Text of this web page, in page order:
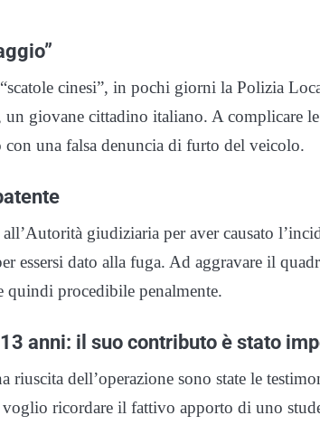
cinesi”, in pochi giorni la Polizia
un giovane cittadino italiano. A complicare
con una falsa denuncia di furto del veicolo.
giudiziaria per aver causato
essersi dato alla fuga. Ad aggravare il
quindi procedibile penalmente.
anni: il suo contributo è stato
riuscita dell’operazione sono state le
ricordare il fattivo apporto di uno